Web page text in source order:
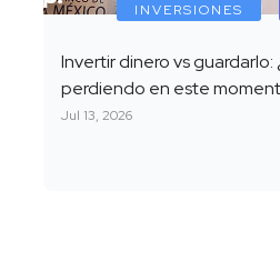
INVERSIONES
Invertir dinero vs
perdiendo en este
Jul 13, 2026